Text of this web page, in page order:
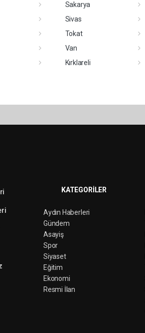
Sakarya
Sivas
Tokat
Van
Kırklareli
KATEGORİLER
Aydın Haberleri
Gündem
Asayiş
Spor
Siyaset
Eğitim
Ekonomi
Resmi İlan